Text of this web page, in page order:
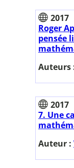
2017
Roger
pensée
Auteurs
2017
7. Une
Auteur :